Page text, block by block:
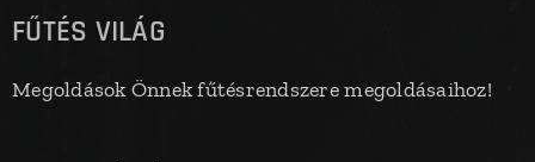
FŰTÉS VILÁG
Megoldások Önnek fűtésrendszere megoldásaihoz!